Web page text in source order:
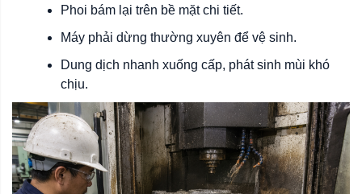
Phoi bám lại trên bề mặt chi tiết.
Máy phải dừng thường xuyên để vệ sinh.
Dung dịch nhanh xuống cấp, phát sinh mùi khó
chịu.